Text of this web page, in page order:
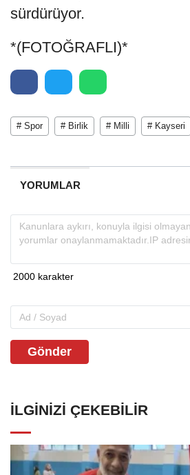
sürdürüyor.
*(FOTOĞRAFLI)*
# Spor # Birlik # Milli # Kayseri
YORUMLAR
Gönder
İLGINIZI ÇEKEBILIR